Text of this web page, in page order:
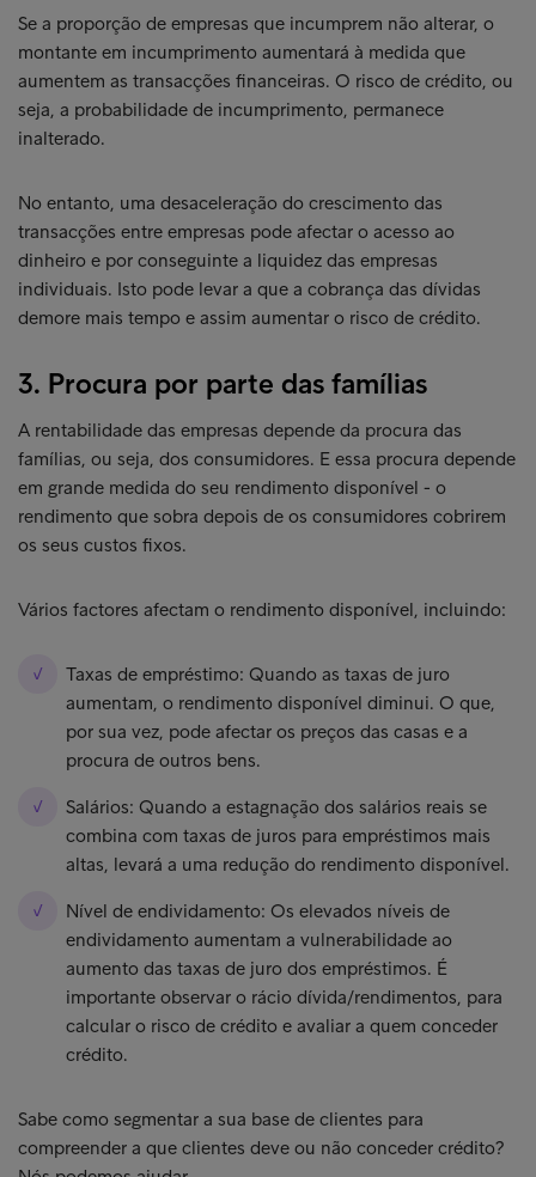
Se a proporção de empresas que incumprem não alterar, o
montante em incumprimento aumentará à medida que
aumentem as transacções financeiras. O risco de crédito, ou
seja, a probabilidade de incumprimento, permanece
inalterado.
No entanto, uma desaceleração do crescimento das
transacções entre empresas pode afectar o acesso ao
dinheiro e por conseguinte a liquidez das empresas
individuais. Isto pode levar a que a cobrança das dívidas
demore mais tempo e assim aumentar o risco de crédito.
3. Procura por parte das famílias
A rentabilidade das empresas depende da procura das
famílias, ou seja, dos consumidores. E essa procura depende
em grande medida do seu rendimento disponível - o
rendimento que sobra depois de os consumidores cobrirem
os seus custos fixos.
Vários factores afectam o rendimento disponível, incluindo:
Taxas de empréstimo: Quando as taxas de juro
aumentam, o rendimento disponível diminui. O que,
por sua vez, pode afectar os preços das casas e a
procura de outros bens.
Salários: Quando a estagnação dos salários reais se
combina com taxas de juros para empréstimos mais
altas, levará a uma redução do rendimento disponível.
Nível de endividamento: Os elevados níveis de
endividamento aumentam a vulnerabilidade ao
aumento das taxas de juro dos empréstimos. É
importante observar o rácio dívida/rendimentos, para
calcular o risco de crédito e avaliar a quem conceder
crédito.
Sabe como segmentar a sua base de clientes para
compreender a que clientes deve ou não conceder crédito?